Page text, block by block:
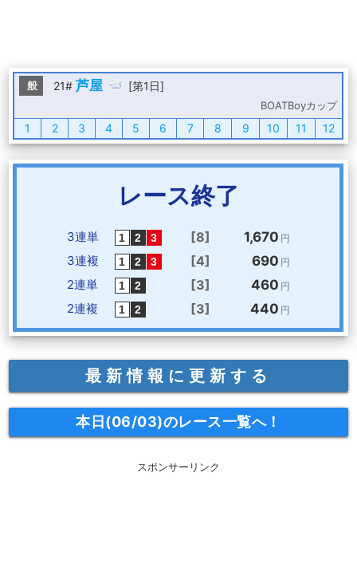
般 21#芦屋 [第1日]
BOATBoyカップ
1 2 3 4 5 6 7 8 9 10 11 12
レース終了
3連単 [8] 1,670 円
3連複 [4] 690 円
2連単 [3] 460 円
2連複 [3] 440 円
最新情報に更新する
本日(06/03)のレース一覧へ！
スポンサーリンク